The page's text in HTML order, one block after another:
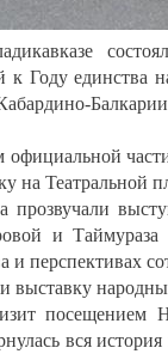
к Году единства
официальной
на Театральной
прозвучали
и Таймураза
и перспективах
выставку
посещением
вся